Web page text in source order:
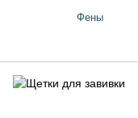
Фены